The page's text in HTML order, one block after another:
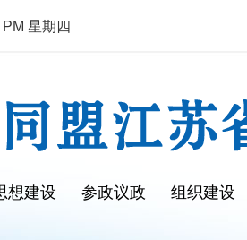
星期四
想建设 参政议政 组织建设